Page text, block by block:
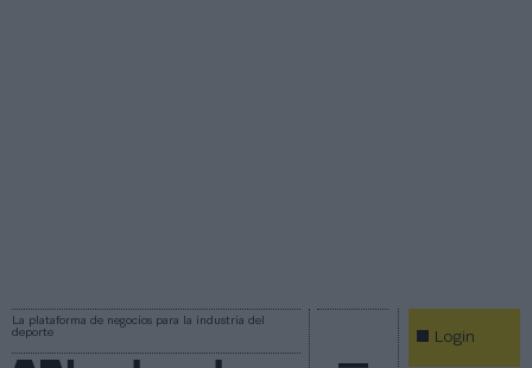
La plataforma de negocios para la industria del
deporte
Login